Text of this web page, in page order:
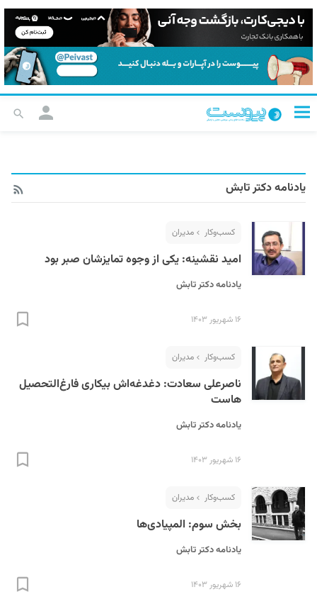
یادنامه دکتر تابش
کسب‌و‌کار مدیران
امید نقشینه: یکی از وجوه تمایزشان صبر بود
یادنامه دکتر تابش
۱۶ شهریور ۱۴۰۳
کسب‌و‌کار مدیران
ناصرعلی سعادت: دغدغه‌اش بیکاری فارغ‌التحصیل
هاست
یادنامه دکتر تابش
۱۶ شهریور ۱۴۰۳
کسب‌و‌کار مدیران
بخش سوم: المپیادی‌ها
یادنامه دکتر تابش
۱۶ شهریور ۱۴۰۳